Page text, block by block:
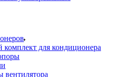
комплект для кондиционера
вентилятора